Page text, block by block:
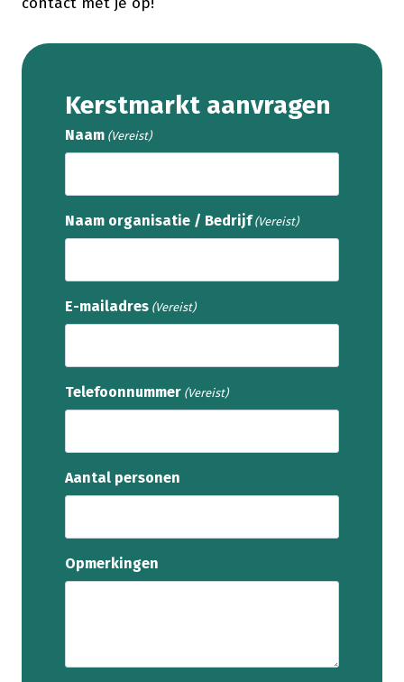
Kerstmarkt aanvragen
Naam (Vereist)
Naam organisatie / Bedrijf (Vereist)
E-mailadres (Vereist)
Telefoonnummer (Vereist)
Aantal personen
Opmerkingen